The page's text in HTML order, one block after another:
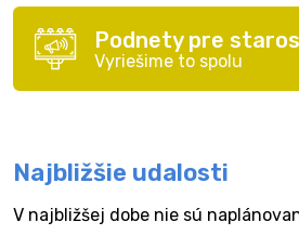
Podnety pre
Vyriešime to spolu
Najbližšie udalosti
V najbližšej dobe nie sú